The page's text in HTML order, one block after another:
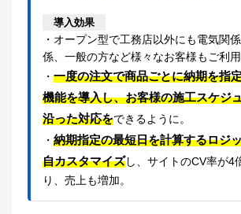
導入効果
・オープン型で工務店以外にも電気関
係、一般の方など様々なお客様もご利用
・一度の注文で商品ごとに納期を指
機能を導入し、お客様の施工スケジ
沿った対応をできるように。
・納期指定の最短日を計算するロジ
自カスタマイズし、サイトのCV率が4
り、売上も増加。